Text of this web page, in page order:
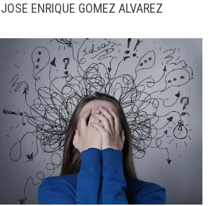
JOSE ENRIQUE GOMEZ ALVAREZ